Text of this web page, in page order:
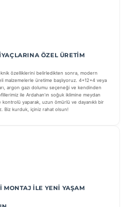
ÖZEL ÜRETIM
özelliklerini belirledikten sonra, modern
malzemelerle üretime başlıyoruz. 4+12+4 veya
argon gazı dolumu seçeneği ve kendinden
ile Ardahan’ın soğuk iklimine meydan
yaparak, uzun ömürlü ve dayanıklı bir
Biz kurduk, içiniz rahat olsun!
MONTAJ ILE YENI YAŞAM